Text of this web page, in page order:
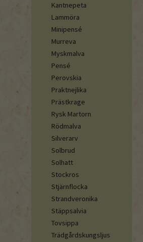
Kantnepeta
Lammöra
Minipensé
Murreva
Myskmalva
Pensé
Perovskia
Praktnejlika
Prästkrage
Rysk Martorn
Rödmalva
Silverarv
Solbrud
Solhatt
Stockros
Stjärnflocka
Strandveronika
Stäppsalvia
Tovsippa
Trädgårdskungsljus